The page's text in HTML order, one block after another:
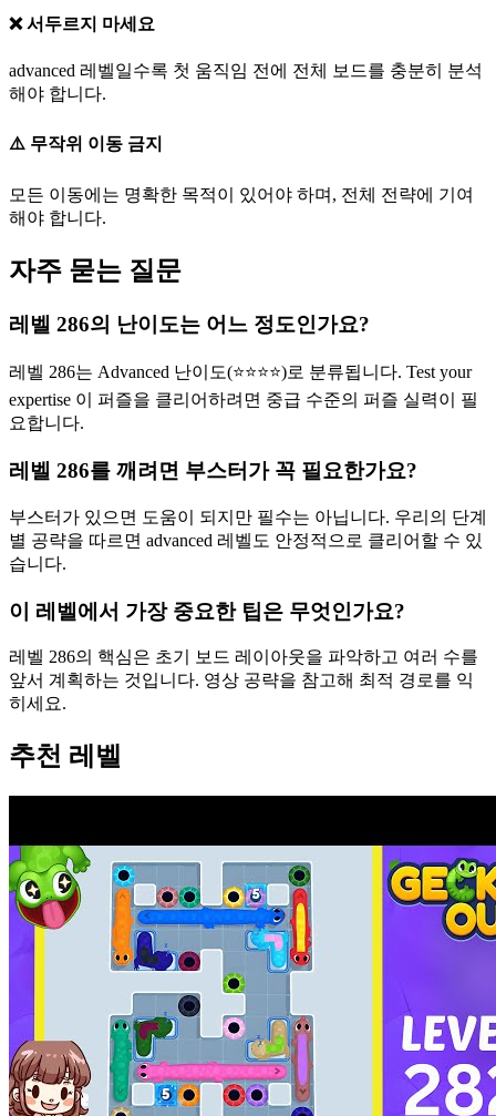
❌ 서두르지 마세요
advanced 레벨일수록 첫 움직임 전에 전체 보드를 충분히 분석
해야 합니다.
⚠️ 무작위 이동 금지
모든 이동에는 명확한 목적이 있어야 하며, 전체 전략에 기여
해야 합니다.
자주 묻는 질문
레벨 286의 난이도는 어느 정도인가요?
레벨 286는 Advanced 난이도(⭐⭐⭐⭐)로 분류됩니다. Test your
expertise 이 퍼즐을 클리어하려면 중급 수준의 퍼즐 실력이 필
요합니다.
레벨 286를 깨려면 부스터가 꼭 필요한가요?
부스터가 있으면 도움이 되지만 필수는 아닙니다. 우리의 단계
별 공략을 따르면 advanced 레벨도 안정적으로 클리어할 수 있
습니다.
이 레벨에서 가장 중요한 팁은 무엇인가요?
레벨 286의 핵심은 초기 보드 레이아웃을 파악하고 여러 수를
앞서 계획하는 것입니다. 영상 공략을 참고해 최적 경로를 익
히세요.
추천 레벨